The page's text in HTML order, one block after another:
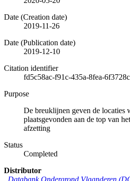
Date (Creation date)
2019-11-26
Date (Publication date)
2019-12-10
Citation identifier
fd5c58ac-f91c-435a-8fea-
Purpose
De breuklijnen geven de locaties
plaatsgevonden aan de top van
afzetting
Status
Completed
Distributor
Databank Ondergrond Vlaanderen